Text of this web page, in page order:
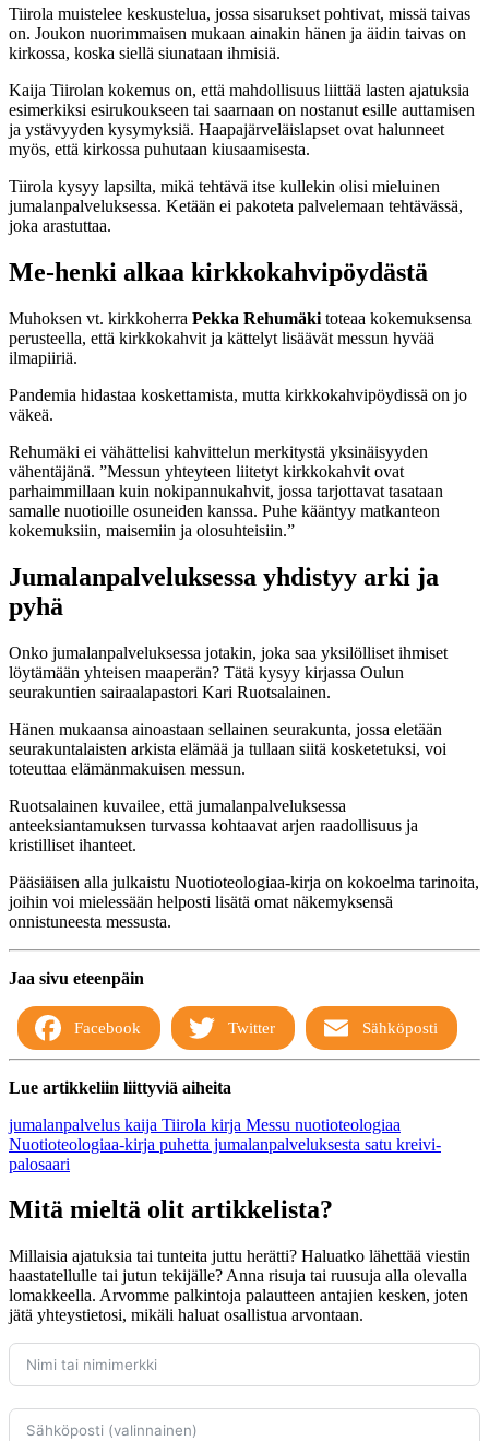
Tiirola muistelee keskustelua, jossa sisarukset pohtivat, missä taivas
on. Joukon nuorimmaisen mukaan ainakin hänen ja äidin taivas on
kirkossa, koska siellä siunataan ihmisiä.
Kaija Tiirolan kokemus on, että mahdollisuus liittää lasten ajatuksia
esimerkiksi esirukoukseen tai saarnaan on nostanut esille auttamisen
ja ystävyyden kysymyksiä. Haapajärveläislapset ovat halunneet
myös, että kirkossa puhutaan kiusaamisesta.
Tiirola kysyy lapsilta, mikä tehtävä itse kullekin olisi mieluinen
jumalanpalveluksessa. Ketään ei pakoteta palvelemaan tehtävässä,
joka arastuttaa.
Me-henki alkaa kirkkokahvipöydästä
Muhoksen vt. kirkkoherra Pekka Rehumäki toteaa kokemuksensa
perusteella, että kirkkokahvit ja kättelyt lisäävät messun hyvää
ilmapiiriä.
Pandemia hidastaa koskettamista, mutta kirkkokahvipöydissä on jo
väkeä.
Rehumäki ei vähättelisi kahvittelun merkitystä yksinäisyyden
vähentäjänä. ”Messun yhteyteen liitetyt kirkkokahvit ovat
parhaimmillaan kuin nokipannukahvit, jossa tarjottavat tasataan
samalle nuotioille osuneiden kanssa. Puhe kääntyy matkanteon
kokemuksiin, maisemiin ja olosuhteisiin.”
Jumalanpalveluksessa yhdistyy arki ja
pyhä
Onko jumalanpalveluksessa jotakin, joka saa yksilölliset ihmiset
löytämään yhteisen maaperän? Tätä kysyy kirjassa Oulun
seurakuntien sairaalapastori Kari Ruotsalainen.
Hänen mukaansa ainoastaan sellainen seurakunta, jossa eletään
seurakuntalaisten arkista elämää ja tullaan siitä kosketetuksi, voi
toteuttaa elämänmakuisen messun.
Ruotsalainen kuvailee, että jumalanpalveluksessa
anteeksiantamuksen turvassa kohtaavat arjen raadollisuus ja
kristilliset ihanteet.
Pääsiäisen alla julkaistu Nuotioteologiaa-kirja on kokoelma tarinoita,
joihin voi mielessään helposti lisätä omat näkemyksensä
onnistuneesta messusta.
Jaa sivu eteenpäin
Facebook Twitter Sähköposti
Lue artikkeliin liittyviä aiheita
jumalanpalvelus kaija Tiirola kirja Messu nuotioteologiaa
Nuotioteologiaa-kirja puhetta jumalanpalveluksesta satu kreivi-
palosaari
Mitä mieltä olit artikkelista?
Millaisia ajatuksia tai tunteita juttu herätti? Haluatko lähettää viestin
haastatellulle tai jutun tekijälle? Anna risuja tai ruusuja alla olevalla
lomakkeella. Arvomme palkintoja palautteen antajien kesken, joten
jätä yhteystietosi, mikäli haluat osallistua arvontaan.